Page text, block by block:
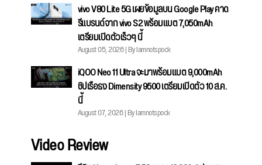
vivo V80 Lite 5G เผยข้อมูลบน Google Play คาด
รีแบรนด์จาก vivo S2 พร้อมแบต 7,050mAh
เตรียมเปิดตัวเร็วๆ นี้
August 05, 2026 | By Iamnotspock
iQOO Neo 11 Ultra จะมาพร้อมแบต 9,000mAh
ชิปเรือธง Dimensity 9500 เตรียมเปิดตัว 10 ส.ค.
นี้
August 07, 2026 | By Iamnotspock
Video Review